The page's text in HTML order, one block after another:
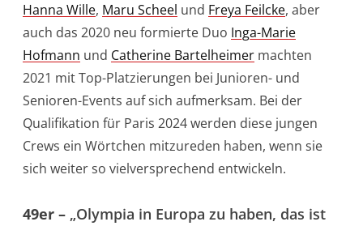
Hanna Wille, Maru Scheel und Freya Feilcke, aber
auch das 2020 neu formierte Duo Inga-Marie
Hofmann und Catherine Bartelheimer machten
2021 mit Top-Platzierungen bei Junioren- und
Senioren-Events auf sich aufmerksam. Bei der
Qualifikation für Paris 2024 werden diese jungen
Crews ein Wörtchen mitzureden haben, wenn sie
sich weiter so vielversprechend entwickeln.
49er – „Olympia in Europa zu haben, das ist